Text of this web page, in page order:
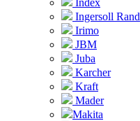
Ingersoll Rand
Irimo
JBM
Juba
Karcher
Kraft
Mader
Makita